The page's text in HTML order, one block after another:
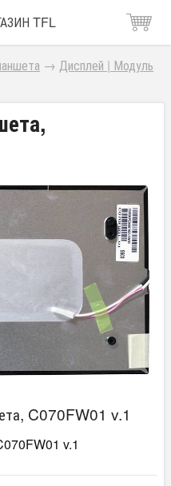
TFL
→ Дисплей | Модуль
C070FW01 v.1
v.1